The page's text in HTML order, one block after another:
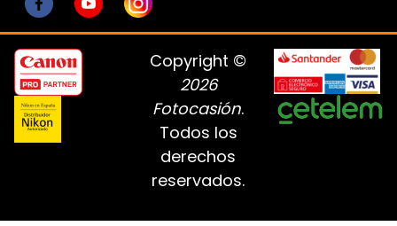
Copyright ©
2026
Fotocasión.
Todos los
derechos
reservados.